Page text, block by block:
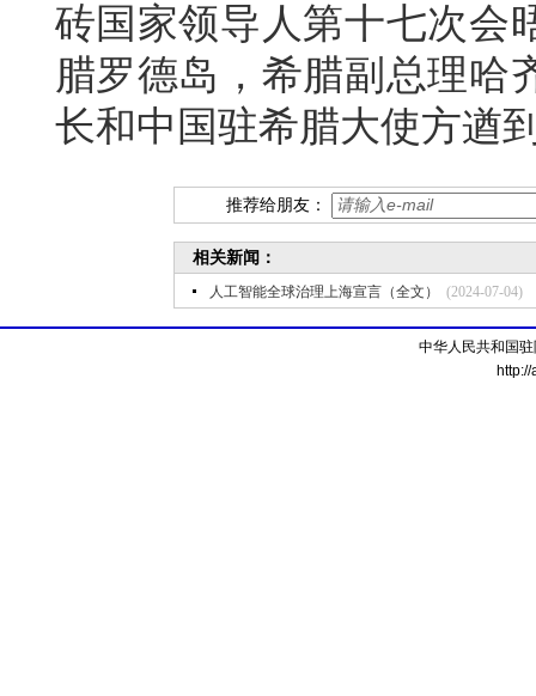
砖国家领导人第十七次会
腊罗德岛，希腊副总理哈
长和中国驻希腊大使方遒
推荐给朋友：
相关新闻：
人工智能全球治理上海宣言（全文） (2024-07-04)
中华人民共和国